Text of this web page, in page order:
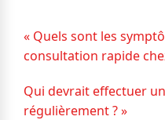
« Quels sont les
consultation rapide
Qui devrait effectuer
régulièrement ? »